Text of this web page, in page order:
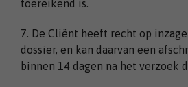
toereikend is.
7. De Cliënt heeft recht op
dossier, en kan daarvan een
binnen 14 dagen na het verzoek